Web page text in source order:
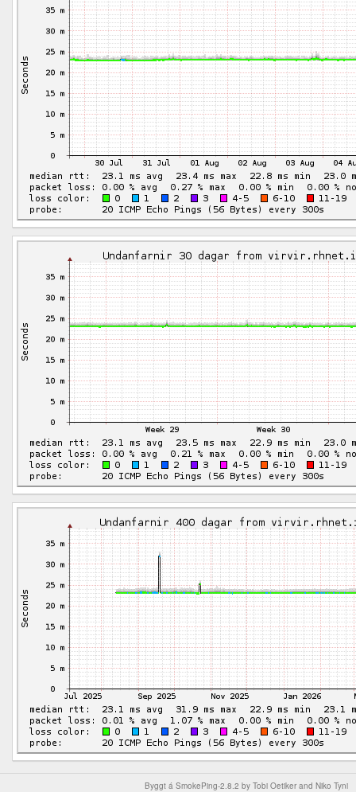
Byggt á SmokePing-2.8.2 by Tobi Oetiker and Niko Tyni